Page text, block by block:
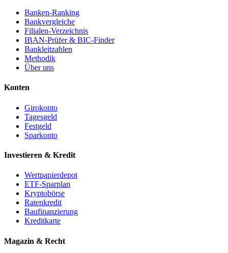
Banken-Ranking
Bankvergleiche
Filialen-Verzeichnis
IBAN-Prüfer & BIC-Finder
Bankleitzahlen
Methodik
Über uns
Konten
Girokonto
Tagesgeld
Festgeld
Sparkonto
Investieren & Kredit
Wertpapierdepot
ETF-Sparplan
Kryptobörse
Ratenkredit
Baufinanzierung
Kreditkarte
Magazin & Recht